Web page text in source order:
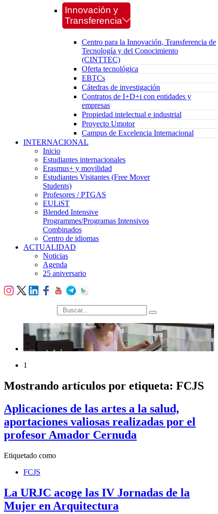
Innovación y
Transferencia
Centro para la Innovación, Transferencia de
Tecnología y del Conocimiento
(CINTTEC)
Oferta tecnológica
EBTCs
Cátedras de investigación
Contratos de I+D+i con entidades y
empresas
Propiedad intelectual e industrial
Proyecto Umotor
Campus de Excelencia Internacional
INTERNACIONAL
Inicio
Estudiantes internacionales
Erasmus+ y movilidad
Estudiantes Visitantes (Free Mover
Students)
Profesores / PTGAS
EULiST
Blended Intensive
Programmes/Programas Intensivos
Combinados
Centro de idiomas
ACTUALIDAD
Noticias
Agenda
25 aniversario
búsqueda
1
Mostrando artículos por etiqueta: FCJS
Aplicaciones de las artes a la salud,
aportaciones valiosas realizadas por el
profesor Amador Cernuda
Etiquetado como
FCJS
La URJC acoge las IV Jornadas de la
Mujer en Arquitectura